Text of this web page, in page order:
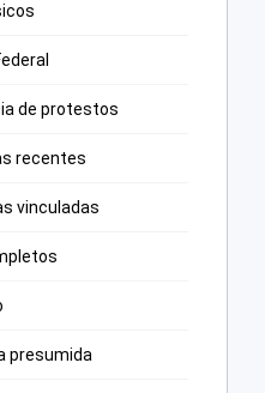
de protestos
recentes
vinculadas
presumida